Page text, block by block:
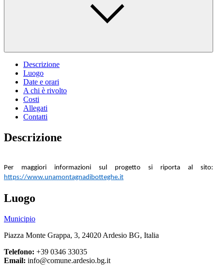
Descrizione
Luogo
Date e orari
A chi è rivolto
Costi
Allegati
Contatti
Descrizione
Per maggiori informazioni sul progetto si riporta al sito:
https://www.unamontagnadibotteghe.it
Luogo
Municipio
Piazza Monte Grappa, 3, 24020 Ardesio BG, Italia
Telefono: +39 0346 33035
Email: info@comune.ardesio.bg.it